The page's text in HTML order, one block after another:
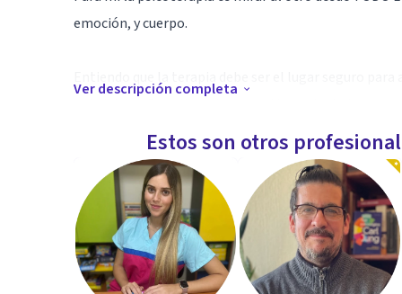
emoción, y cuerpo.
aunque continúo formándome para poder atender
Especialidad
- Graduada en Psicología por la Universidad
- Máster en Psicología General Sanitaria por la
- Máster en psicoterapia integradora, trauma,
- Nivel 1 y 2 de EMDR por la Asociación Española de
Ver descripción completa
Estos son otros